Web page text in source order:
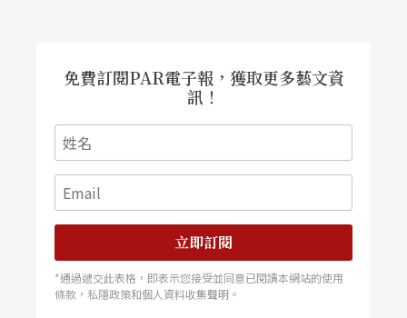
齣經典全本大戲《白兔記》、《荊釵記》及折子戲
〈山門〉、〈出塞〉，臺崑則排出拿手好戲《風箏
誤》及折子戲〈佳期〉、〈斷橋〉。湘崑的《白兔
免費訂閱PAR電子報，獲取更多藝文資
訊！
立即訂閱
*通過遞交此表格，即表示您接受並同意已閱讀本網站的使用
條款，私隱政策和個人資料收集聲明。